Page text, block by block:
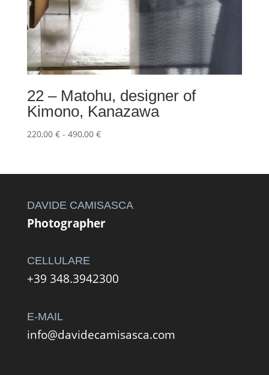
22 – Matohu, designer of
Kimono, Kanazawa
220,00 € - 490,00 €Fascia
da
a
DAVIDE CAMISASCA
Photographer
CELLULARE
+39 348.3942300
E-MAIL
info@davidecamisasca.com